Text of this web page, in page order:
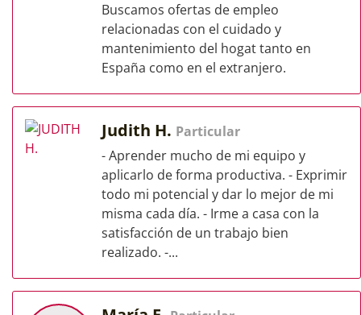
Buscamos ofertas de empleo
relacionadas con el cuidado y
mantenimiento del hogat tanto en
España como en el extranjero.
Judith H. Particular
- Aprender mucho de mi equipo y
aplicarlo de forma productiva. - Exprimir
todo mi potencial y dar lo mejor de mi
misma cada día. - Irme a casa con la
satisfacción de un trabajo bien
realizado. -...